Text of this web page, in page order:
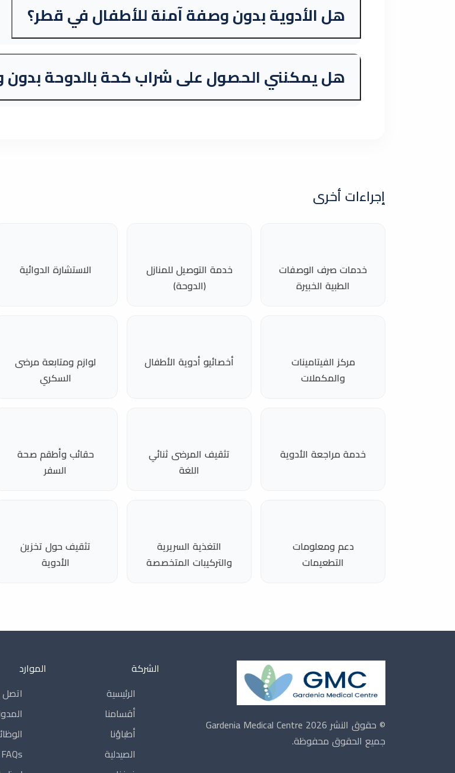
هل الأدوية بدون وصفة آمنة للأطفال في قطر؟
هل يمكنني الحصول على شراب كحة بالدوحة
إجراءات أخرى
خدمات صرف الوصفات
الطبية الخبيرة
خدمة التوصيل للمنازل
(الدوحة)
الاستشارة الدوائية
مركز الفيتامينات
والمكملات
أخصائيو أدوية الأطفال
لوازم ومتابعة مرضى
السكري
خدمة مراجعة الأدوية
تثقيف المرضى ثنائي
اللغة
حقائب وأطقم صحة
السفر
دعم ومعلومات
التطعيمات
التغذية السريرية
والتركيبات المتخصصة
تثقيف حول تخزين
الأدوية
© حقوق النشر 2026 Gardenia Medical Centre
جميع الحقوق محفوظة.
الشركة
الرئيسية
أقسامنا
أطباؤنا
الصيدلية
الموارد
اتصل
FAQs